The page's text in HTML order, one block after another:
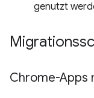
genutzt
Chrome-Apps